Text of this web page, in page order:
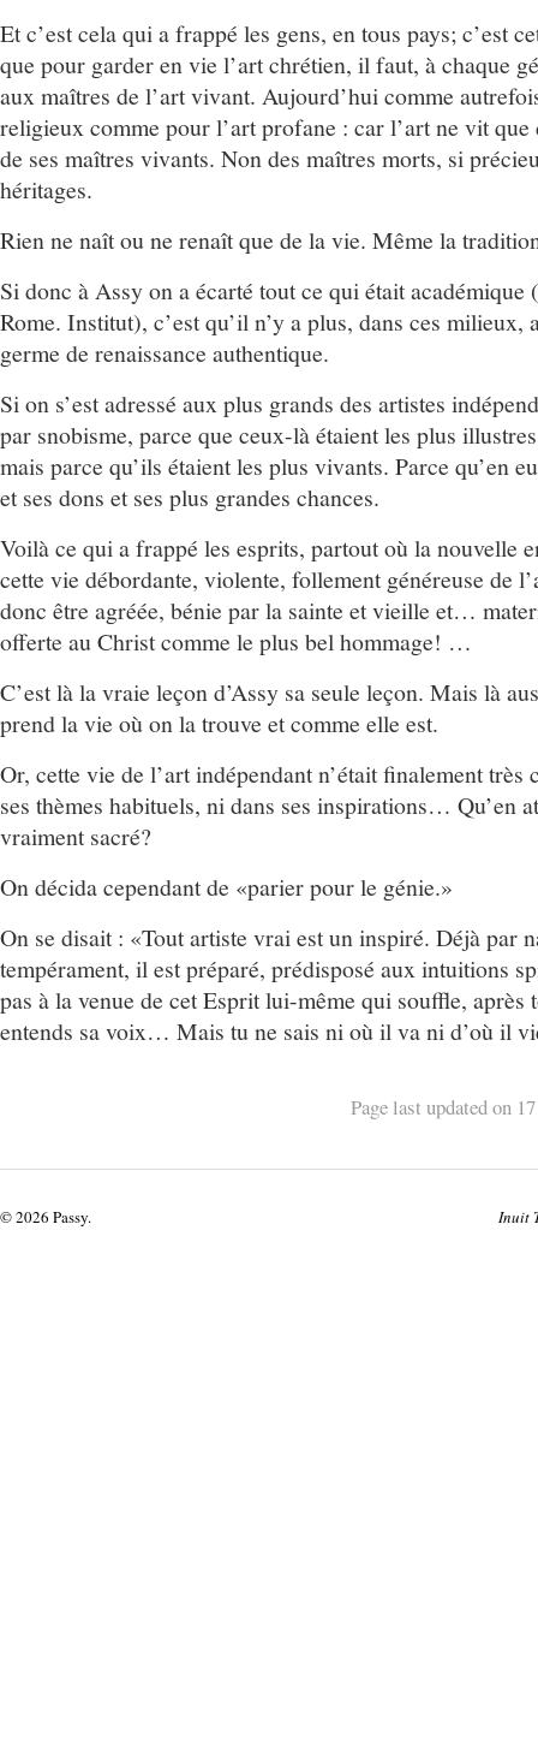
Et c’est cela qui a frappé les gens, en tous pays; c’est
que pour garder en vie l’art chrétien, il faut, à chaque
aux maîtres de l’art vivant. Aujourd’hui comme
religieux comme pour l’art profane : car l’art ne vit que
de ses maîtres vivants. Non des maîtres morts, si
héritages.
Rien ne naît ou ne renaît que de la vie. Même la
Si donc à Assy on a écarté tout ce qui était académique
Rome. Institut), c’est qu’il n’y a plus, dans ces milieux,
germe de renaissance authentique.
Si on s’est adressé aux plus grands des artistes
par snobisme, parce que ceux-là étaient les plus
mais parce qu’ils étaient les plus vivants. Parce qu’en
et ses dons et ses plus grandes chances.
Voilà ce qui a frappé les esprits, partout où la nouvelle
cette vie débordante, violente, follement généreuse de
donc être agréée, bénie par la sainte et vieille et…
offerte au Christ comme le plus bel hommage! …
C’est là la vraie leçon d’Assy sa seule leçon. Mais là
prend la vie où on la trouve et comme elle est.
Or, cette vie de l’art indépendant n’était finalement très
ses thèmes habituels, ni dans ses inspirations… Qu’en
vraiment sacré?
On décida cependant de «parier pour le génie.»
On se disait : «Tout artiste vrai est un inspiré. Déjà par
tempérament, il est préparé, prédisposé aux intuitions
pas à la venue de cet Esprit lui-même qui souffle, après
entends sa voix… Mais tu ne sais ni où il va ni d’où il
Page last updated on
© 2026 Passy. Inuit